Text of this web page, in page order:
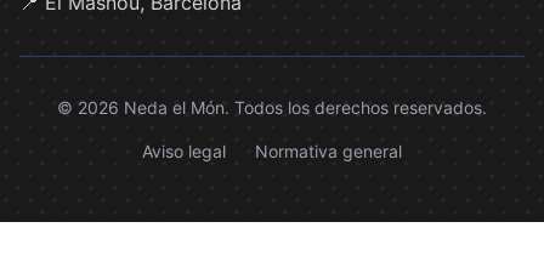
© 2026 Neda el Món. Todos los derechos reservados.
Aviso legal Normativa general